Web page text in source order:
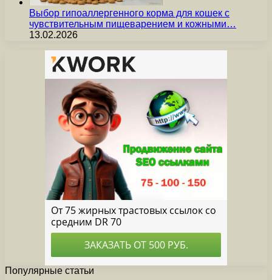
Выбор гипоаллергенного корма для кошек с
чувствительным пищеварением и кожными…
13.02.2026
Популярные статьи